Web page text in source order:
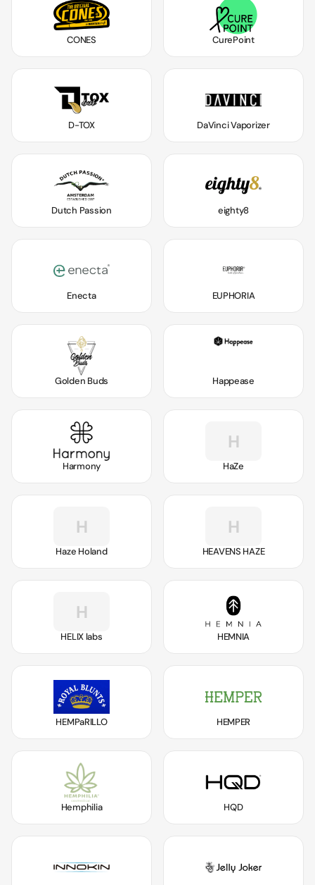
CONES CurePoint
D-TOX DaVinci Vaporizer
Dutch Passion eighty8
Enecta EUPHORIA
Golden Buds Happease
Harmony
H
HaZe
H
Haze Holand
H
HEAVENS HAZE
H
HELIX labs HEMNIA
HEMPaRILLO HEMPER
Hemphilia HQD